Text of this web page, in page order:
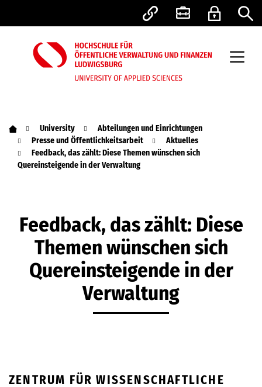
University
Abteilungen und Einrichtungen
Presse und Öffentlichkeitsarbeit
Aktuelles
Feedback, das zählt: Diese Themen wünschen sich
Quereinsteigende in der Verwaltung
Feedback, das zählt: Diese
Themen wünschen sich
Quereinsteigende in der
Verwaltung
ZENTRUM FÜR WISSENSCHAFTLICHE